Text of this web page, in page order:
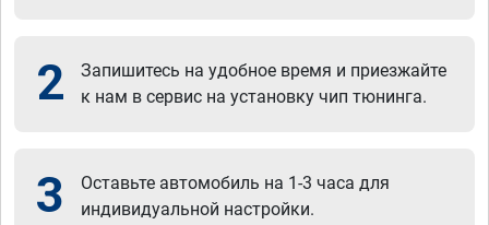
2
Запишитесь на удобное время и приезжайте
к нам в сервис на установку чип тюнинга.
3
Оставьте автомобиль на 1-3 часа для
индивидуальной настройки.